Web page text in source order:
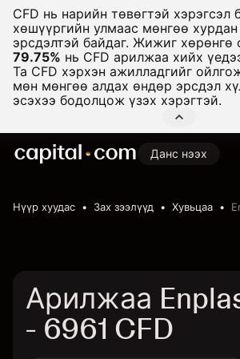
CFD нь нарийн төвөгтэй хэрэгсэл
хөшүүргийн улмаас мөнгөө
эрсдэлтэй байдаг. Жижиг хөрөнгө
79.75% нь CFD арилжаа хийх
Та CFD хэрхэн ажилладгийг
мөн мөнгөө алдах өндөр эрсдэл
эсэхээ бодолцож үзэх хэрэгтэй.
Данс нээх
Нүүр хуудас Зах зээлүүд Хувьцаа
Арилжаа
- 6961 CFD